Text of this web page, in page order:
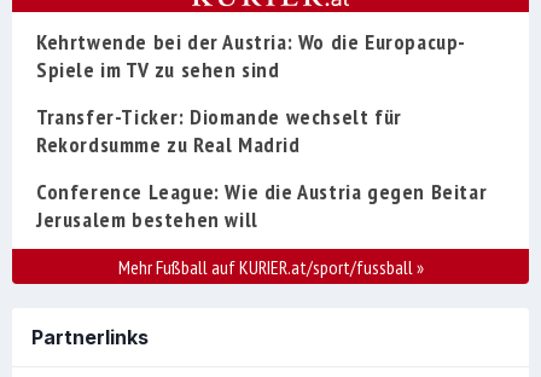
Kehrtwende bei der Austria: Wo die Europacup-
Spiele im TV zu sehen sind
Transfer-Ticker: Diomande wechselt für
Rekordsumme zu Real Madrid
Conference League: Wie die Austria gegen Beitar
Jerusalem bestehen will
Mehr Fußball auf KURIER.at/sport/fussball »
Partnerlinks